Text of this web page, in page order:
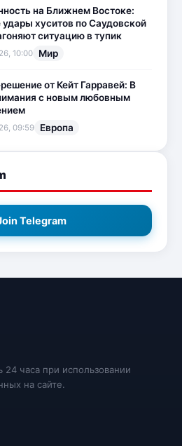
на Ближнем Востоке:
хуситов по Саудовской
ситуацию в тупик
10:00 Мир
от Кейт Гарравей: В
с новым любовным
09:59 Европа
Telegram
часа при использовании
на сайте.